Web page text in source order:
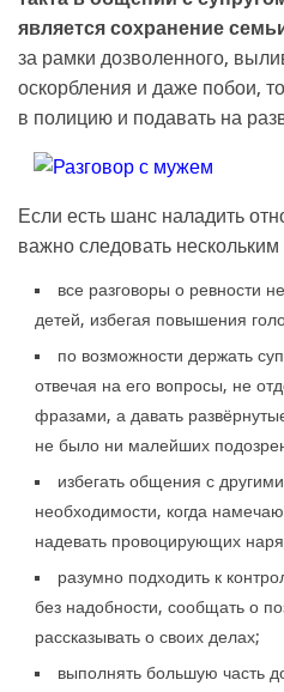
является сохранение
за рамки дозволенного,
оскорбления и даже побои,
в полицию и подавать на
Если есть шанс наладить
важно следовать нескольким
все разговоры о ревности
детей, избегая повышения
по возможности держать
отвечая на его вопросы, не
фразами, а давать
не было ни малейших
избегать общения с
необходимости, когда
надевать провоцирующих
разумно подходить к
без надобности, сообщать о
рассказывать о своих делах;
выполнять большую часть